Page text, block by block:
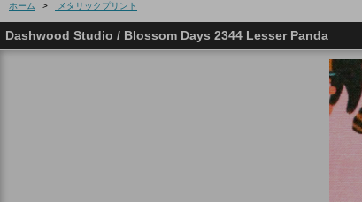
ホーム
> メタリックプリント
Dashwood Studio / Blossom Days 2344 Lesser Panda